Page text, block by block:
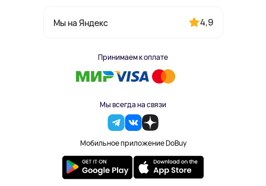
Мы на Яндекс 4,9
Принимаем к оплате
Мы всегда на связи
Мобильное приложение DoBuy